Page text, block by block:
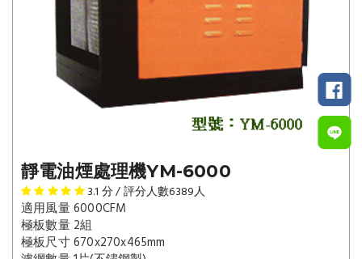
靜電油煙處理機YM-6000
3.1 分 / 評分人數6389人
適用風量6000CFM
極板數量 2組
極板尺寸670x270x465mm